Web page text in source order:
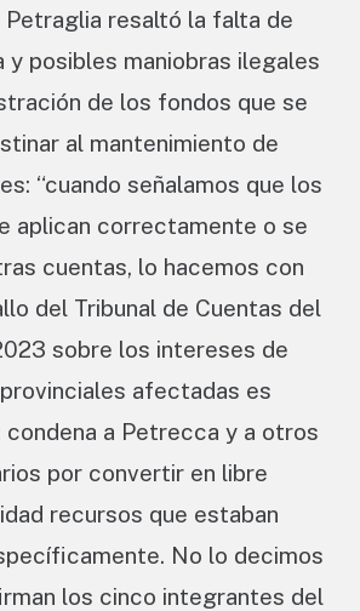
Petraglia resaltó la falta de
y posibles maniobras ilegales
de los fondos que se
al mantenimiento de
“cuando señalamos que los
aplican correctamente o se
cuentas, lo hacemos con
del Tribunal de Cuentas del
sobre los intereses de
afectadas es
a Petrecca y a otros
por convertir en libre
recursos que estaban
No lo decimos
los cinco integrantes del